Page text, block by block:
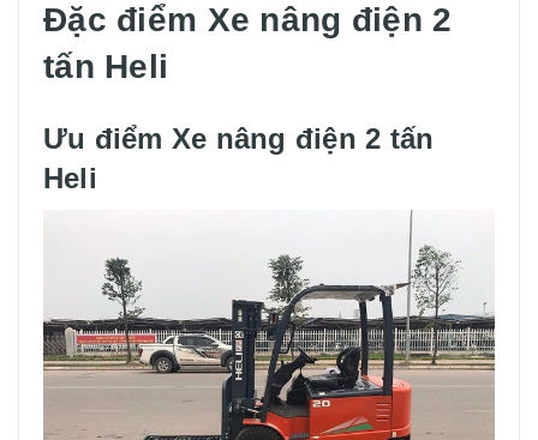
Đặc điểm Xe nâng điện 2
tấn Heli
Ưu điểm Xe nâng điện 2 tấn
Heli